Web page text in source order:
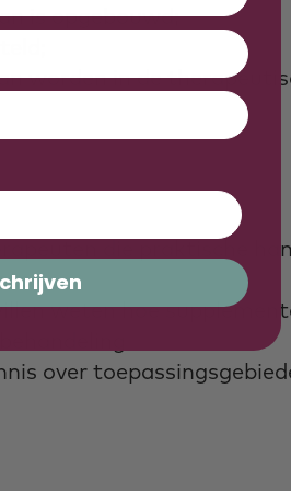
is opgebouwd;
worden in de
die praktische
weten hoe
over